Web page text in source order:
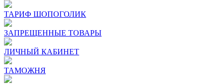
ТАРИФ ШОПОГОЛИК
ЗАПРЕЩЕННЫЕ ТОВАРЫ
ЛИЧНЫЙ КАБИНЕТ
ТАМОЖНЯ